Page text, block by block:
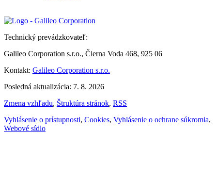
Technický prevádzkovateľ:
Galileo Corporation s.r.o., Čierna Voda 468, 925 06
Kontakt: Galileo Corporation s.r.o.
Posledná aktualizácia: 7. 8. 2026
Zmena vzhľadu, Štruktúra stránok, RSS
Vyhlásenie o prístupnosti, Cookies, Vyhlásenie o ochrane súkromia,
Webové sídlo